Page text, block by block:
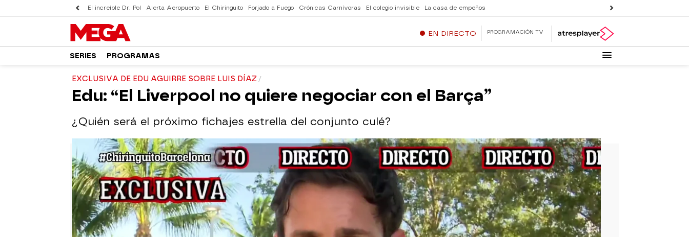
El increíble Dr. Pol Alerta Aeropuerto El Chiringuito Forjado a Fuego Crónicas Carnívoras El colegio invisible La casa de empeños
EN DIRECTO PROGRAMACIÓN TV
SERIES PROGRAMAS
EXCLUSIVA DE EDU AGUIRRE SOBRE LUIS DÍAZ
Edu: “El Liverpool no quiere negociar con el Barça”
¿Quién será el próximo fichajes estrella del conjunto culé?